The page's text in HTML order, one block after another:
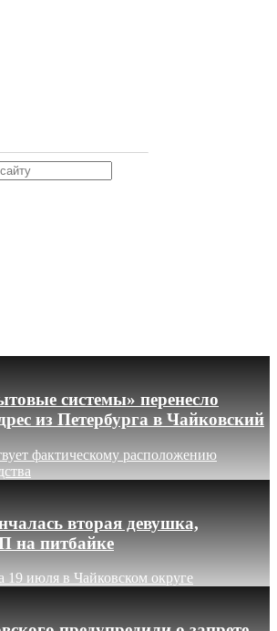
системы» перенесло
из Петербурга в Чайковский
фактическому расположению
вторая девушка,
на питбайке
19 июля в Чайковском округе